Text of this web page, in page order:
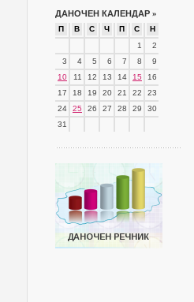
ДАНОЧЕН КАЛЕНДАР »
П В С Ч П С
Н
1
2
3
4 5 6 7 8
9
10
11 12 13 14 15
16
17
18 19 20 21 22
23
24
25 26 27 28 29
30
31